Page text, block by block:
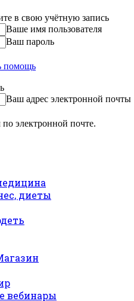
в свою учётную запись
Ваше имя пользователя
Ваш пароль
помощь
Ваш адрес электронной почты
электронной почте.
диеты
вебинары